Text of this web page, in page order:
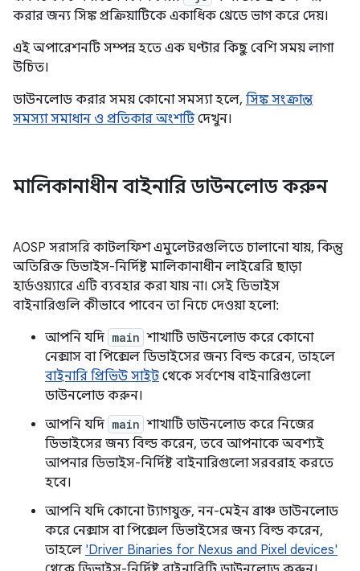
করার জন্য সিঙ্ক প্রক্রিয়াটিকে একাধিক থ্রেডে ভাগ করে দেয়।
এই অপারেশনটি সম্পন্ন হতে এক ঘণ্টার কিছু বেশি সময় লাগা
উচিত।
ডাউনলোড করার সময় কোনো সমস্যা হলে, সিঙ্ক সংক্রান্ত
সমস্যা সমাধান ও প্রতিকার অংশটি দেখুন।
মালিকানাধীন বাইনারি ডাউনলোড করুন
AOSP সরাসরি কাটলফিশ এমুলেটরগুলিতে চালানো যায়, কিন্তু
অতিরিক্ত ডিভাইস-নির্দিষ্ট মালিকানাধীন লাইব্রেরি ছাড়া
হার্ডওয়্যারে এটি ব্যবহার করা যায় না। সেই ডিভাইস
বাইনারিগুলি কীভাবে পাবেন তা নিচে দেওয়া হলো:
আপনি যদি main শাখাটি ডাউনলোড করে কোনো
নেক্সাস বা পিক্সেল ডিভাইসের জন্য বিল্ড করেন, তাহলে
বাইনারি প্রিভিউ সাইট থেকে সর্বশেষ বাইনারিগুলো
ডাউনলোড করুন।
আপনি যদি main শাখাটি ডাউনলোড করে নিজের
ডিভাইসের জন্য বিল্ড করেন, তবে আপনাকে অবশ্যই
আপনার ডিভাইস-নির্দিষ্ট বাইনারিগুলো সরবরাহ করতে
হবে।
আপনি যদি কোনো ট্যাগযুক্ত, নন-মেইন ব্রাঞ্চ ডাউনলোড
করে নেক্সাস বা পিক্সেল ডিভাইসের জন্য বিল্ড করেন,
তাহলে 'Driver Binaries for Nexus and Pixel devices'